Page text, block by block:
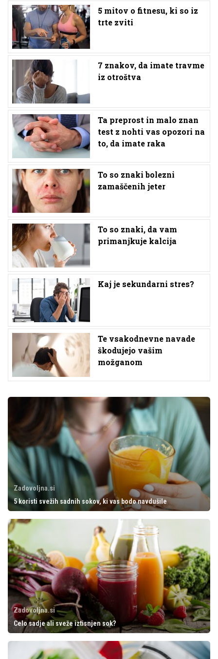
5 mitov o fitnesu, ki so iz
trte zviti
7 znakov, da imate travme
iz otroštva
Ta preprost in malo znan
test z nohti vas opozori na
to, da imate raka
To so znaki bolezni
zamaščenih jeter
To so znaki, da vam
primanjkuje kalcija
Kaj je sekundarni stres?
Te vsakodnevne navade
škodujejo vašim
možganom
Zadovoljna.si
5 koristi svežih sadnih sokov, ki vas bodo navdušile
Zadovoljna.si
Celo sadje ali sveže iztisnjen sok?